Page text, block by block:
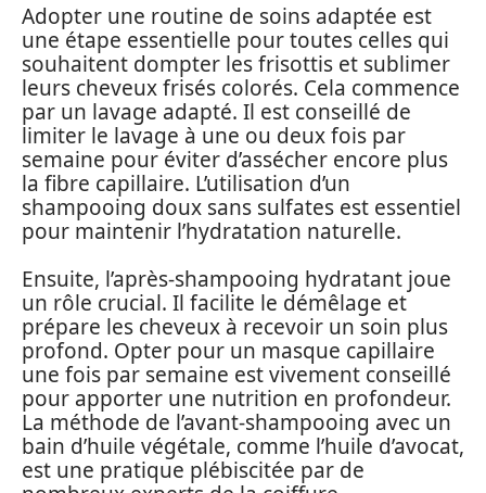
Adopter une routine de soins adaptée est
une étape essentielle pour toutes celles qui
souhaitent dompter les frisottis et sublimer
leurs cheveux frisés colorés. Cela commence
par un lavage adapté. Il est conseillé de
limiter le lavage à une ou deux fois par
semaine pour éviter d’assécher encore plus
la fibre capillaire. L’utilisation d’un
shampooing doux sans sulfates est essentiel
pour maintenir l’hydratation naturelle.
Ensuite, l’après-shampooing hydratant joue
un rôle crucial. Il facilite le démêlage et
prépare les cheveux à recevoir un soin plus
profond. Opter pour un masque capillaire
une fois par semaine est vivement conseillé
pour apporter une nutrition en profondeur.
La méthode de l’avant-shampooing avec un
bain d’huile végétale, comme l’huile d’avocat,
est une pratique plébiscitée par de